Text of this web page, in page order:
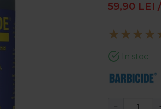
59,90 LEI
In stoc
−